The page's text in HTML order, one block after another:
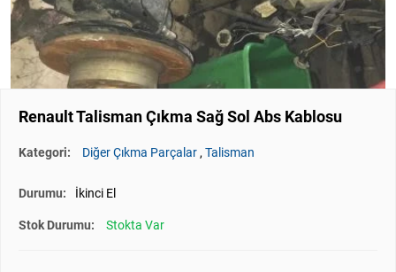
Renault Talisman Çıkma Sağ Sol Abs Kablosu
Kategori: Diğer Çıkma Parçalar,Talisman
Durumu: İkinci El
Stok Durumu: Stokta Var